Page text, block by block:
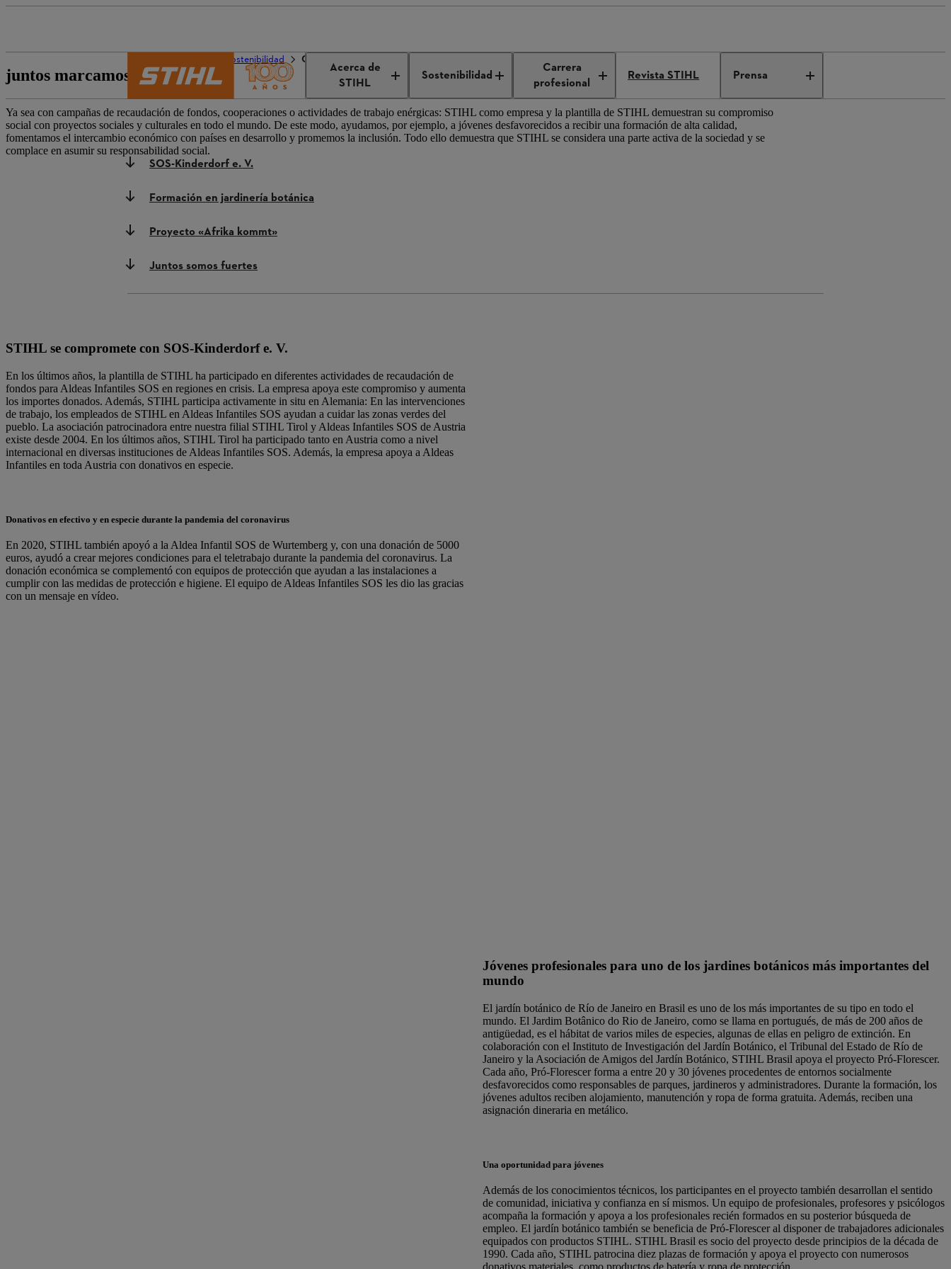
Acerca de
STIHL
Sostenibilidad
Carrera
profesional
Revista STIHL Prensa
Sostenibilidad Compromiso social
juntos marcamos la diferencia
Ya sea con campañas de recaudación de fondos, cooperaciones o actividades de trabajo enérgicas: STIHL como empresa y la plantilla de STIHL demuestran su compromiso
social con proyectos sociales y culturales en todo el mundo. De este modo, ayudamos, por ejemplo, a jóvenes desfavorecidos a recibir una formación de alta calidad,
fomentamos el intercambio económico con países en desarrollo y promemos la inclusión. Todo ello demuestra que STIHL se considera una parte activa de la sociedad y se
complace en asumir su responsabilidad social.
SOS-Kinderdorf e. V.
Formación en jardinería botánica
Proyecto «Afrika kommt»
Juntos somos fuertes
STIHL se compromete con SOS-Kinderdorf e. V.
En los últimos años, la plantilla de STIHL ha participado en diferentes actividades de recaudación de
fondos para Aldeas Infantiles SOS en regiones en crisis. La empresa apoya este compromiso y aumenta
los importes donados. Además, STIHL participa activamente in situ en Alemania: En las intervenciones
de trabajo, los empleados de STIHL en Aldeas Infantiles SOS ayudan a cuidar las zonas verdes del
pueblo. La asociación patrocinadora entre nuestra filial STIHL Tirol y Aldeas Infantiles SOS de Austria
existe desde 2004. En los últimos años, STIHL Tirol ha participado tanto en Austria como a nivel
internacional en diversas instituciones de Aldeas Infantiles SOS. Además, la empresa apoya a Aldeas
Infantiles en toda Austria con donativos en especie.
Donativos en efectivo y en especie durante la pandemia del coronavirus
En 2020, STIHL también apoyó a la Aldea Infantil SOS de Wurtemberg y, con una donación de 5000
euros, ayudó a crear mejores condiciones para el teletrabajo durante la pandemia del coronavirus. La
donación económica se complementó con equipos de protección que ayudan a las instalaciones a
cumplir con las medidas de protección e higiene. El equipo de Aldeas Infantiles SOS les dio las gracias
con un mensaje en vídeo.
Jóvenes profesionales para uno de los jardines botánicos más importantes del
mundo
El jardín botánico de Río de Janeiro en Brasil es uno de los más importantes de su tipo en todo el
mundo. El Jardim Botânico do Rio de Janeiro, como se llama en portugués, de más de 200 años de
antigüedad, es el hábitat de varios miles de especies, algunas de ellas en peligro de extinción. En
colaboración con el Instituto de Investigación del Jardín Botánico, el Tribunal del Estado de Río de
Janeiro y la Asociación de Amigos del Jardín Botánico, STIHL Brasil apoya el proyecto Pró-Florescer.
Cada año, Pró-Florescer forma a entre 20 y 30 jóvenes procedentes de entornos socialmente
desfavorecidos como responsables de parques, jardineros y administradores. Durante la formación, los
jóvenes adultos reciben alojamiento, manutención y ropa de forma gratuita. Además, reciben una
asignación dineraria en metálico.
Una oportunidad para jóvenes
Además de los conocimientos técnicos, los participantes en el proyecto también desarrollan el sentido
de comunidad, iniciativa y confianza en sí mismos. Un equipo de profesionales, profesores y psicólogos
acompaña la formación y apoya a los profesionales recién formados en su posterior búsqueda de
empleo. El jardín botánico también se beneficia de Pró-Florescer al disponer de trabajadores adicionales
equipados con productos STIHL. STIHL Brasil es socio del proyecto desde principios de la década de
1990. Cada año, STIHL patrocina diez plazas de formación y apoya el proyecto con numerosos
donativos materiales, como productos de batería y ropa de protección.